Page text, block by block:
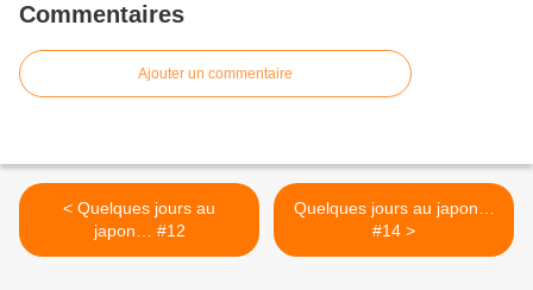
Commentaires
Ajouter un commentaire
< Quelques jours au
japon… #12
Quelques jours au japon…
#14 >